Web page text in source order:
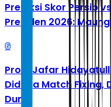
Prediksi Skor Persib
Presiden 2026:
6
Profil Jafar
Diduga Match Fixing,
Dunia